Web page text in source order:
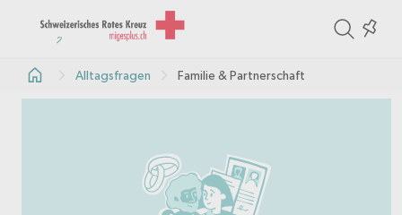
Alltagsfragen Familie & Partnerschaft